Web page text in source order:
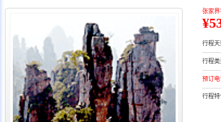
张家
行程
行程
预订
行程